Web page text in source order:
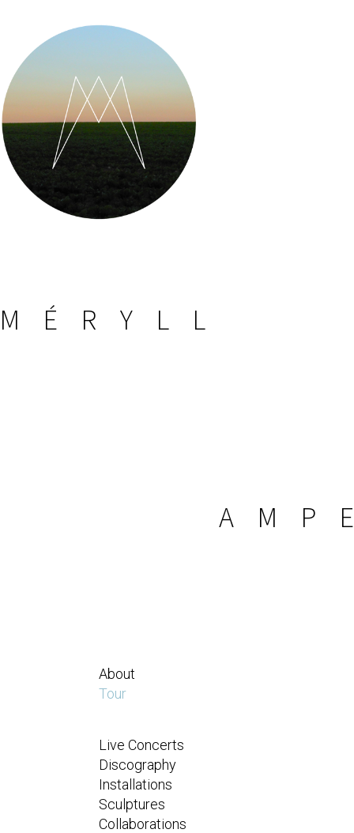
MÉRYLL
AMP E
About
Tour
Live Concerts
Discography
Installations
Sculptures
Collaborations